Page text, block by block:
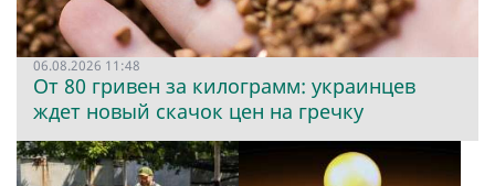
06.08.2026 11:48
От 80 гривен за килограмм: украинцев
ждет новый скачок цен на гречку